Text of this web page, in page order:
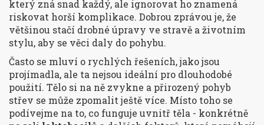
který zná snad každý, ale ignorovat ho znamená
riskovat horší komplikace. Dobrou zprávou je, že
většinou stačí drobné úpravy ve stravě a životním
stylu, aby se věci daly do pohybu.
Často se mluví o rychlých řešeních, jako jsou
projímadla, ale ta nejsou ideální pro dlouhodobé
použití. Tělo si na ně zvykne a přirozený pohyb
střev se může zpomalit ještě více. Místo toho se
podívejme na to, co funguje uvnitř těla - konkrétně